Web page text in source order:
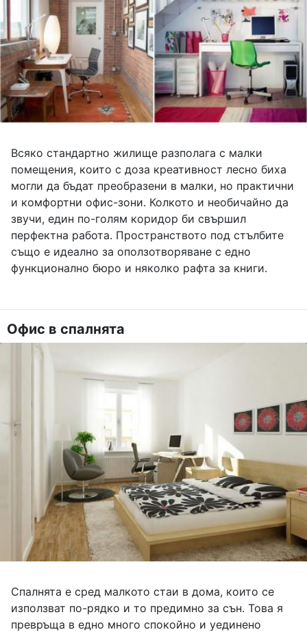
Всяко стандартно жилище разполага с малки
помещения, които с доза креативност лесно биха
могли да бъдат преобразени в малки, но практични
и комфортни офис-зони. Колкото и необичайно да
звучи, един по-голям коридор би свършил
перфектна работа. Пространството под стълбите
също е идеално за оползотворяване с едно
функционално бюро и няколко рафта за книги.
Офис в спалнята
Спалнята е сред малкото стаи в дома, които се
използват по-рядко и то предимно за сън. Това я
превръща в едно много спокойно и уединено